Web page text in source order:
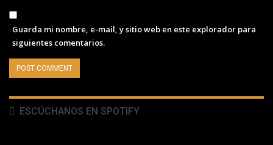
Guarda mi nombre, e-mail, y sitio web en este explorador para
siguientes comentarios.
ESCÚCHANOS EN SPOTIFY